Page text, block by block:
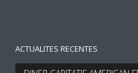
ACTUALITES RECENTES